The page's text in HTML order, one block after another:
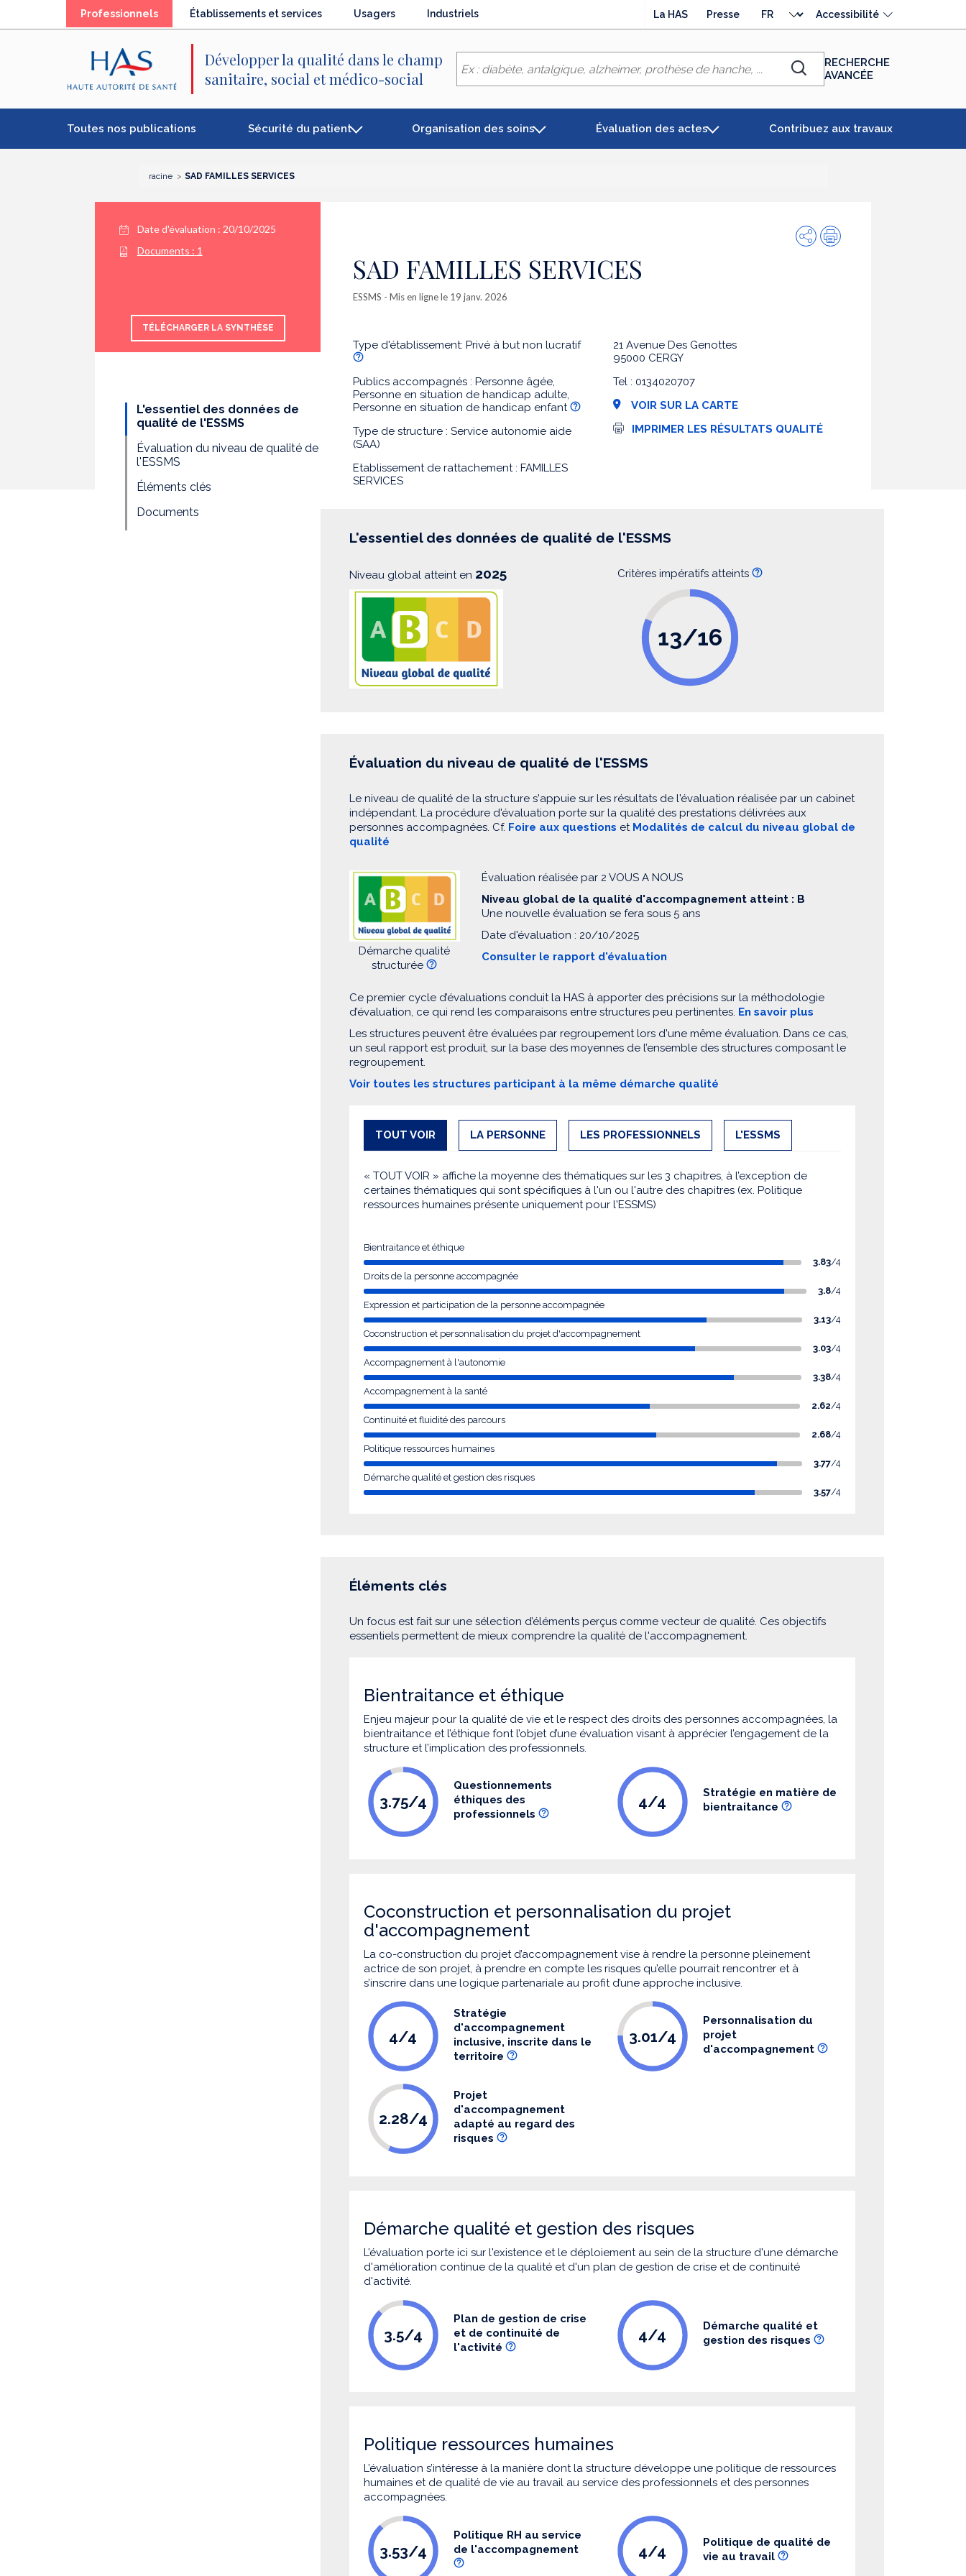
Professionnels Établissements et services Usagers Industriels La HAS Presse
langue
Accessibilité
Développer la qualité dans le champ
sanitaire, social et médico-social
Chercher
RECHERCHE
AVANCÉE
Toutes nos publications Sécurité du patient Organisation des soins Évaluation des actes Contribuez aux travaux
racine SAD FAMILLES SERVICES
Date d'évaluation : 20/10/2025
Documents : 1
TÉLÉCHARGER LA SYNTHÈSE
L'essentiel des données de
qualité de l'ESSMS
Évaluation du niveau de qualité de
l'ESSMS
Éléments clés
Documents
PartagerImpression
SAD FAMILLES SERVICES
ESSMS - Mis en ligne le 19 janv. 2026
Type d'établissement: Privé à but non lucratif
Publics accompagnés : Personne âgée,
Personne en situation de handicap adulte,
Personne en situation de handicap enfant
Type de structure : Service autonomie aide
(SAA)
Etablissement de rattachement : FAMILLES
SERVICES
21 Avenue Des Genottes
95000 CERGY
Tel : 0134020707
VOIR SUR LA CARTE
I
IMPRIMER LES RÉSULTATS QUALITÉ
L'essentiel des données de qualité de l'ESSMS
Niveau global atteint en 2025 Critères impératifs atteints
13/16
Évaluation du niveau de qualité de l'ESSMS
Le niveau de qualité de la structure s'appuie sur les résultats de l'évaluation réalisée par un cabinet
indépendant. La procédure d'évaluation porte sur la qualité des prestations délivrées aux
personnes accompagnées. Cf. Foire aux questions et Modalités de calcul du niveau global de
qualité
Démarche qualité
structurée
Évaluation réalisée par 2 VOUS A NOUS
Niveau global de la qualité d'accompagnement atteint : B
Une nouvelle évaluation se fera sous 5 ans
Date d'évaluation : 20/10/2025
Consulter le rapport d'évaluation
Ce premier cycle d’évaluations conduit la HAS à apporter des précisions sur la méthodologie
d’évaluation, ce qui rend les comparaisons entre structures peu pertinentes. En savoir plus
Les structures peuvent être évaluées par regroupement lors d'une même évaluation. Dans ce cas,
un seul rapport est produit, sur la base des moyennes de l’ensemble des structures composant le
regroupement.
Voir toutes les structures participant à la même démarche qualité
TOUT VOIR LA PERSONNE LES PROFESSIONNELS L'ESSMS
« TOUT VOIR » affiche la moyenne des thématiques sur les 3 chapitres, à l’exception de
certaines thématiques qui sont spécifiques à l'un ou l'autre des chapitres (ex. Politique
ressources humaines présente uniquement pour l'ESSMS)
Bientraitance et éthique
3.83/4
Droits de la personne accompagnée
3.8/4
Expression et participation de la personne accompagnée
3.13/4
Coconstruction et personnalisation du projet d'accompagnement
3.03/4
Accompagnement à l'autonomie
3.38/4
Accompagnement à la santé
2.62/4
Continuité et fluidité des parcours
2.68/4
Politique ressources humaines
3.77/4
Démarche qualité et gestion des risques
3.57/4
Éléments clés
Un focus est fait sur une sélection d’éléments perçus comme vecteur de qualité. Ces objectifs
essentiels permettent de mieux comprendre la qualité de l'accompagnement.
Bientraitance et éthique
Enjeu majeur pour la qualité de vie et le respect des droits des personnes accompagnées, la
bientraitance et l’éthique font l’objet d’une évaluation visant à apprécier l’engagement de la
structure et l’implication des professionnels.
3.75/4
Questionnements
éthiques des
professionnels
4/4
Stratégie en matière de
bientraitance
Coconstruction et personnalisation du projet
d'accompagnement
La co-construction du projet d’accompagnement vise à rendre la personne pleinement
actrice de son projet, à prendre en compte les risques qu’elle pourrait rencontrer et à
s’inscrire dans une logique partenariale au profit d’une approche inclusive.
4/4
Stratégie
d'accompagnement
inclusive, inscrite dans le
territoire
3.01/4
Personnalisation du
projet
d'accompagnement
2.28/4
Projet
d'accompagnement
adapté au regard des
risques
Démarche qualité et gestion des risques
L’évaluation porte ici sur l'existence et le déploiement au sein de la structure d'une démarche
d'amélioration continue de la qualité et d'un plan de gestion de crise et de continuité
d'activité.
3.5/4
Plan de gestion de crise
et de continuité de
l'activité
4/4
Démarche qualité et
gestion des risques
Politique ressources humaines
L’évaluation s’intéresse à la manière dont la structure développe une politique de ressources
humaines et de qualité de vie au travail au service des professionnels et des personnes
accompagnées.
3.53/4
Politique RH au service
de l'accompagnement
4/4
Politique de qualité de
vie au travail